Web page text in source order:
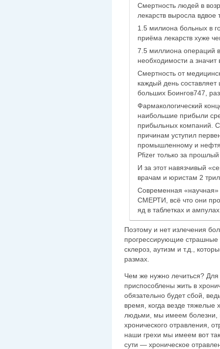
Смертность людей в
лекарств выросла вдвое
1.5 милиона больных в
приёма лекарств хуже
7.5 миллиона операций
необходимости а
Смертность от
каждый день
больших Боингов747,
Фармакологический
наибольшие прибыли
прибыльных компаний.
причинам уступил
промышленному и
Pfizer только за
И за этот навязчивый
врачам и юристам 2
Современная
СМЕРТИ, всё что они
яд в таблетках и
Поэтому и нет излечения
прогрессирующие страшные
склероз, аутизм и т.д.,
размах.
Чем же нужно лечиться?
приспособлены жить в
обязательно будет сбой,
время, когда везде тяжелые
людьми, мы имеем болезни,
хронического отравления,
наши грехи мы имеем вот
сути — хроническое